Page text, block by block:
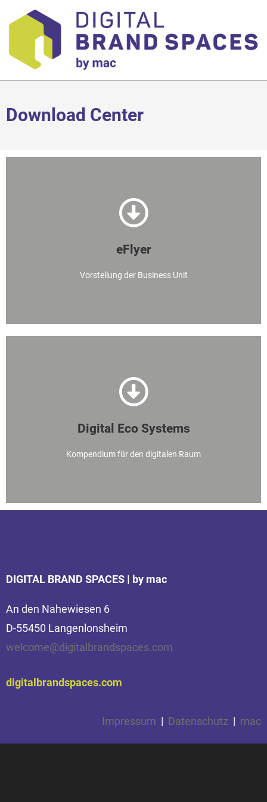
Download Center
eFlyer
Vorstellung der Business Unit
eFlyer
Stand 30.09.2020
DOWNLOAD
Digital Eco Systems
Kompendium für den digitalen Raum
Stand 22.09.2020
DOWNLOAD
DIGITAL BRAND SPACES | by mac
An den Nahewiesen 6
D-55450 Langenlonsheim
welcome@digitalbrandspaces.com
digitalbrandspaces.com
Impressum | Datenschutz | mac